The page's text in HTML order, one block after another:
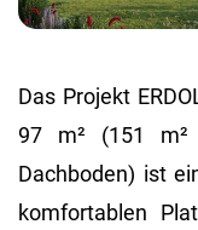
Das Projekt
97 m² (151 m²
Dachboden) ist
komfortablen